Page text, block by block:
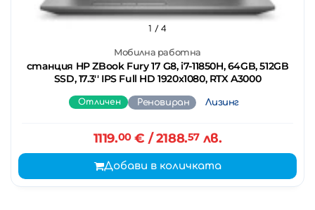
Мобилна работна
станция HP ZBook Fury 17 G8, i7-11850H, 64GB, 512GB
SSD, 17.3'' IPS Full HD 1920x1080, RTX A3000
1 / 4
Отличен Реновиран Лизинг
1119.00€ / 2188.57 лв.
Добави в количката